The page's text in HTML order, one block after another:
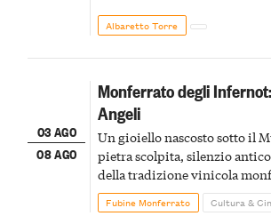
Albaretto Torre
03 AGO
08 AGO
Monferrato degli
Angeli
Un gioiello nascosto sotto il
pietra scolpita, silenzio
della tradizione vinicola
Fubine Monferrato Cultura &